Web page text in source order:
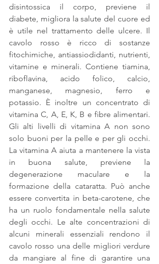
disintossica il corpo, previene il
diabete, migliora la salute del cuore ed
è utile nel trattamento delle ulcere. Il
cavolo rosso è ricco di sostanze
fitochimiche, antiassiodidanti, nutrienti,
vitamine e minerali. Contiene tiamina,
riboflavina, acido folico, calcio,
manganese, magnesio, ferro e
potassio. È inoltre un concentrato di
vitamina C, A, E, K, B e fibre alimentari.
Gli alti livelli di vitamina A non sono
solo buoni per la pelle e per gli occhi.
La vitamina A aiuta a mantenere la vista
in buona salute, previene la
degenerazione maculare e la
formazione della cataratta. Può anche
essere convertita in beta-carotene, che
ha un ruolo fondamentale nella salute
degli occhi. Le alte concentrazioni di
alcuni minerali essenziali rendono il
cavolo rosso una delle migliori verdure
da mangiare al fine di garantire una